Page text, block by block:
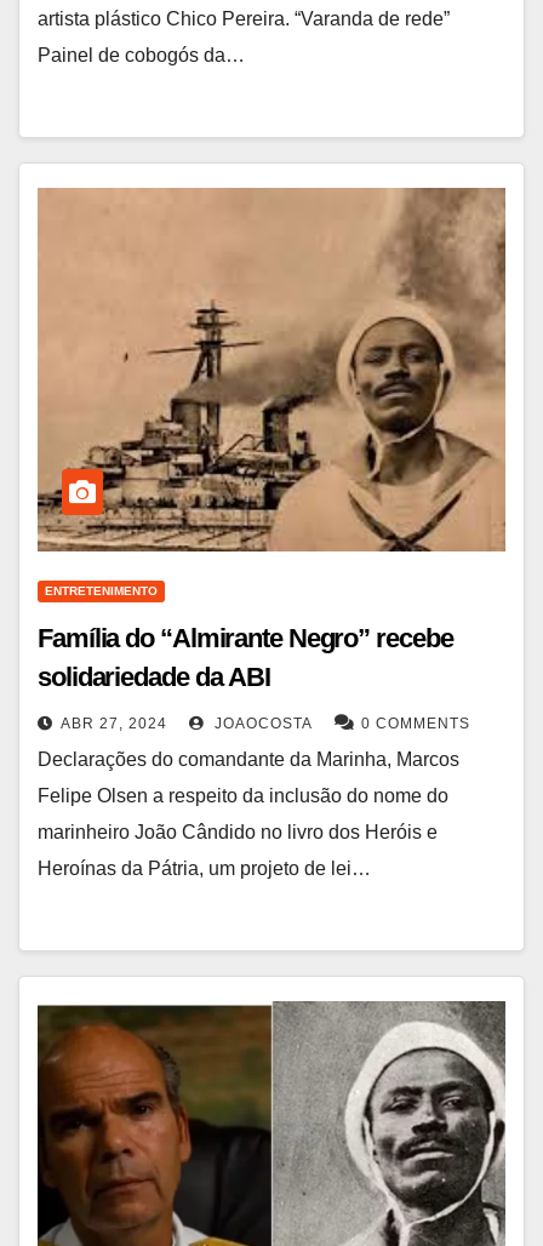
artista plástico Chico Pereira. “Varanda de rede”
Painel de cobogós da…
ENTRETENIMENTO
Família do “Almirante Negro” recebe
solidariedade da ABI
ABR 27, 2024 JOAOCOSTA 0 COMMENTS
Declarações do comandante da Marinha, Marcos
Felipe Olsen a respeito da inclusão do nome do
marinheiro João Cândido no livro dos Heróis e
Heroínas da Pátria, um projeto de lei…